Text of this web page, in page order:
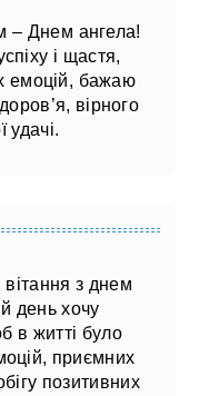
– Днем ангела!
і щастя,
емоцій, бажаю
вірного
удачі.
з днем
день хочу
в житті було
приємних
позитивних